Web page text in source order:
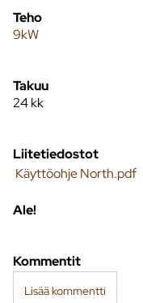
Teho
9kW
Takuu
24 kk
Liitetiedostot
Käyttöohje North.pdf
Ale!
Kommentit
Lisää kommentti